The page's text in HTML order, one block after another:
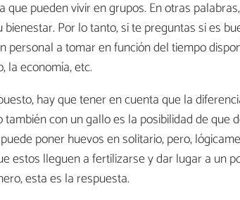
que pueden vivir en grupos. En otras
bienestar. Por lo tanto, si te preguntas si es
personal a tomar en función del tiempo
la economía, etc.
hay que tener en cuenta que la
también con un gallo es la posibilidad de
poner huevos en solitario, pero,
estos lleguen a fertilizarse y dar lugar a un
esta es la respuesta.